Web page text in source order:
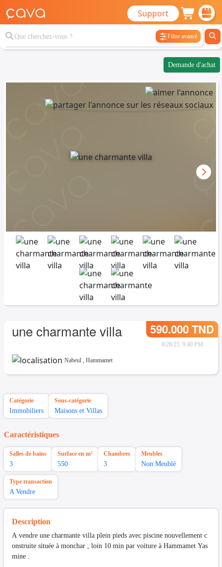
Support
Filtre avancé
Demande d'achat
une charmante villa 590.000 TND
8/28/25, 9:40 PM
Nabeul , Hammamet
Catégorie
Immobiliers
Sous-catégorie
Maisons et Villas
Caractéristiques
Salles de bains
3
Surface en m²
550
Chambres
3
Meubles
Non Meublé
Type transaction
A Vendre
Description
A vendre une charmante villa plein pieds avec piscine nouvellement c
onstruite située à monchar , loin 10 min par voiture à Hammamet Yas
mine .